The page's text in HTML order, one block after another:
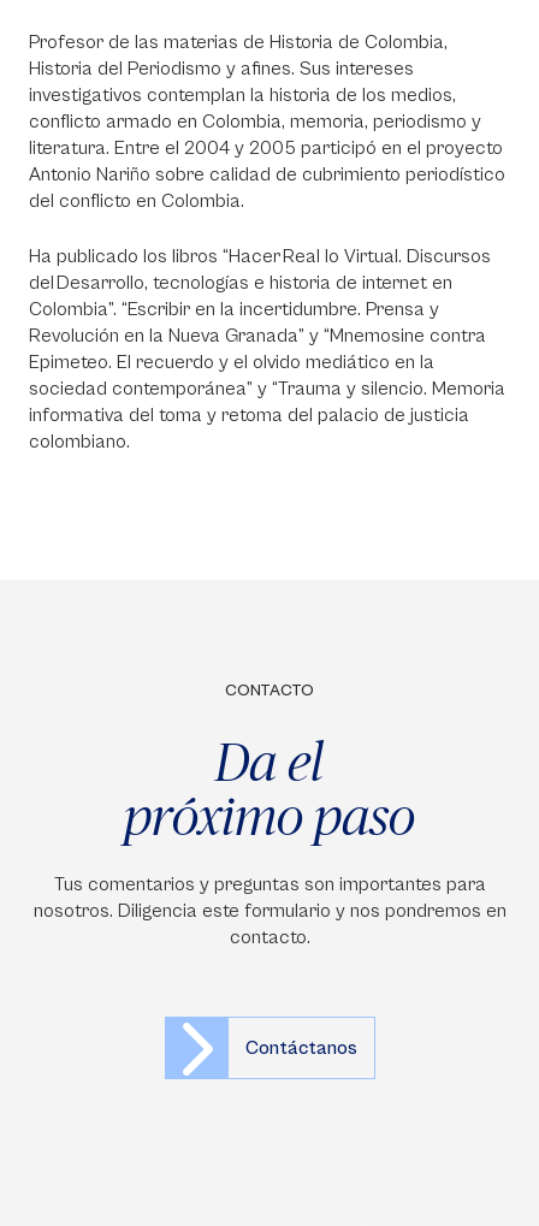
Profesor de las materias de Historia de Colombia,
Historia del Periodismo y afines. Sus intereses
investigativos contemplan la historia de los medios,
conflicto armado en Colombia, memoria, periodismo y
literatura. Entre el 2004 y 2005 participó en el proyecto
Antonio Nariño sobre calidad de cubrimiento periodístico
del conflicto en Colombia.
Ha publicado los libros “Hacer Real lo Virtual. Discursos
del Desarrollo, tecnologías e historia de internet en
Colombia”. “Escribir en la incertidumbre. Prensa y
Revolución en la Nueva Granada” y “Mnemosine contra
Epimeteo. El recuerdo y el olvido mediático en la
sociedad contemporánea” y “Trauma y silencio. Memoria
informativa del toma y retoma del palacio de justicia
colombiano.
CONTACTO
Da el
próximo paso
Tus comentarios y preguntas son importantes para
nosotros. Diligencia este formulario y nos pondremos en
contacto.
Contáctanos